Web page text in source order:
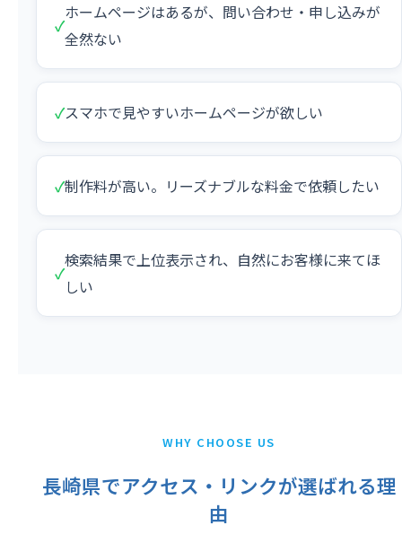
✓
ホームページはあるが、問い合わせ・申し込みが
全然ない
✓スマホで見やすいホームページが欲しい
✓制作料が高い。リーズナブルな料金で依頼したい
✓
検索結果で上位表示され、自然にお客様に来てほ
しい
WHY CHOOSE US
長崎県でアクセス・リンクが選ばれる理
由